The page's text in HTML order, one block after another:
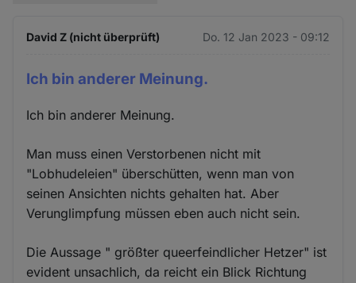
David Z (nicht überprüft) Do. 12 Jan 2023 - 09:12
Ich bin anderer Meinung.
Ich bin anderer Meinung.
Man muss einen Verstorbenen nicht mit
"Lobhudeleien" überschütten, wenn man von
seinen Ansichten nichts gehalten hat. Aber
Verunglimpfung müssen eben auch nicht sein.
Die Aussage " größter queerfeindlicher Hetzer" ist
evident unsachlich, da reicht ein Blick Richtung